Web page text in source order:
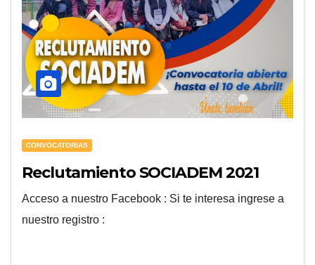
CONVOCATORIAS
Reclutamiento SOCIADEM 2021
Acceso a nuestro Facebook : Si te interesa ingrese a
nuestro registro :